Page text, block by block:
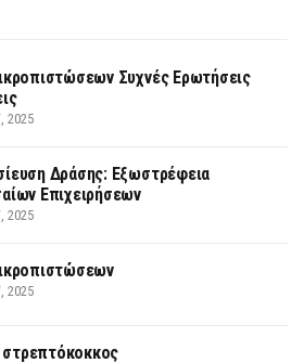
Συχνές Ερωτήσεις
2025
Δράσης: Εξωστρέφεια
Επιχειρήσεων
2025
2025
στρεπτόκοκκος